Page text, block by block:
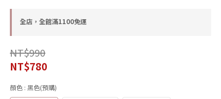
全店，全館滿1100免運
NT$990
NT$780
顏色 : 黑色(預購)